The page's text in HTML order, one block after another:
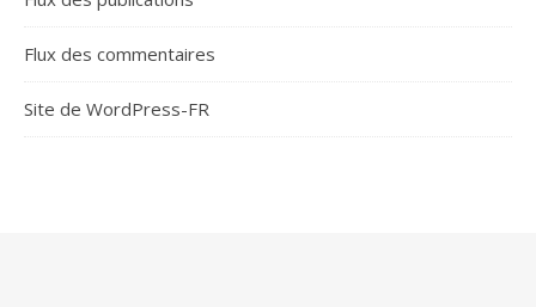
Flux des commentaires
Site de WordPress-FR